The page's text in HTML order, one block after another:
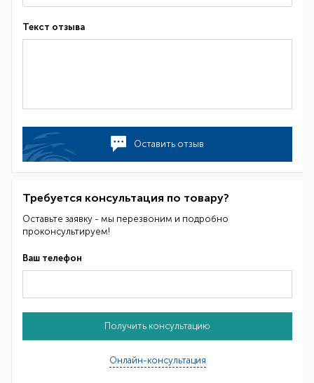
Текст отзыва
Оставить отзыв
Требуется консультация по товару?
Оставьте заявку - мы перезвоним и подробно
проконсультируем!
Ваш телефон
Получить консультацию
Онлайн-консультация